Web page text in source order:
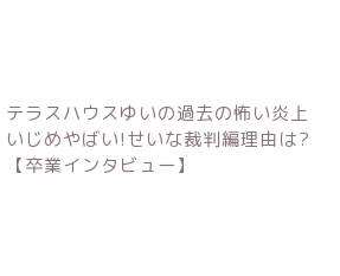
テラスハウスゆいの過去の怖い炎上
いじめやばい!せいな裁判編理由は?
【卒業インタビュー】